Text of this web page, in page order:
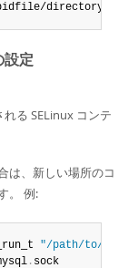
directory
定
る SELinux コンテ
は、新しい場所のコ
。 例:
"/path/to/my/
. sock